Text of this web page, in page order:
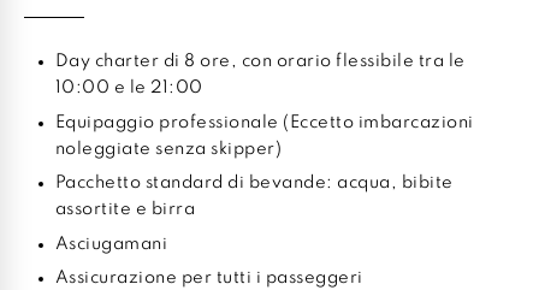
Day charter di 8 ore, con orario flessibile tra le
10:00 e le 21:00
Equipaggio professionale (Eccetto imbarcazioni
noleggiate senza skipper)
Pacchetto standard di bevande: acqua, bibite
assortite e birra
Asciugamani
Assicurazione per tutti i passeggeri